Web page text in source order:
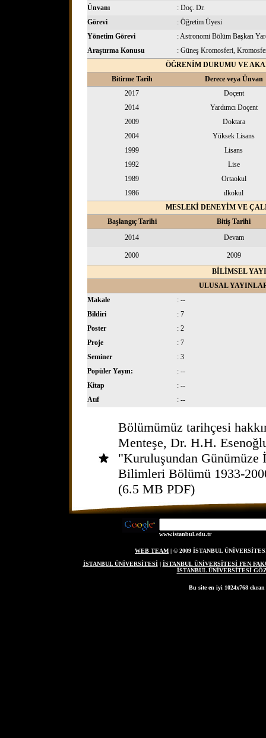
Ünvanı
: Doç. Dr.
Görevi
: Öğretim Üyesi
Yönetim Görevi
: Astronomi Bölüm Başkan
Araştırma Konusu
: Güneş Kromosferi,
ÖĞRENİM DURUMU VE
Bitirme Tarih
Derece veya Ünvan
2017
Doçent
2014
Yardımcı Doçent
2009
Doktara
2004
Yüksek Lisans
1999
Lisans
1992
Lise
1989
Ortaokul
1986
ılkokul
MESLEKİ DENEYİM VE
Başlangıç Tarihi
Bitiş Tarihi
2014
Devam
2000
2009
BİLİMSEL
ULUSAL
Makale
: --
Bildiri
: 7
Poster
: 2
Proje
: 7
Seminer
: 3
Popüler Yayın:
: --
Kitap
: --
Atıf
: --
Bölümümüz tarihçesi
Menteşe, Dr. H.H.
"Kuruluşundan
Bilimleri Bölümü 1933-
(6.5 MB PDF)
www.istanbul.edu.tr
WEB TEAM | © 2009 İSTANBUL
İSTANBUL ÜNİVERSİTESİ| İSTANBUL ÜNİVERSİTESİ FEN
İSTANBUL ÜNİVERSİTESİ
Bu site en iyi 1024x768